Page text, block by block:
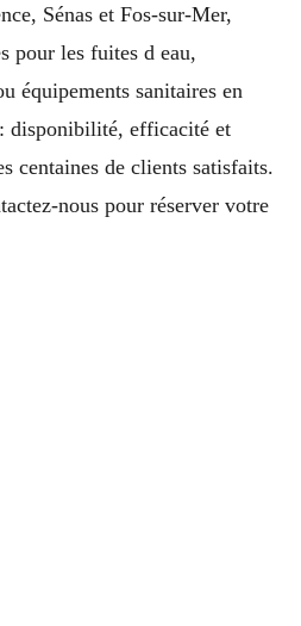
Sénas et Fos-sur-Mer,
pour les fuites d eau,
équipements sanitaires en
disponibilité, efficacité et
centaines de clients satisfaits.
nous pour réserver votre